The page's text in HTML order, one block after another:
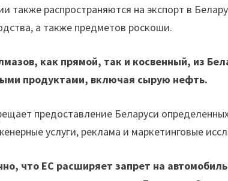
также распространяются на экспорт в
а также предметов роскоши.
как прямой, так и косвенный, из
продуктами, включая сырую нефть.
предоставление Беларуси определенных
услуги, реклама и маркетинговые
что ЕС расширяет запрет на